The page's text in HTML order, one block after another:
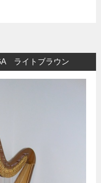
ライトブラウン